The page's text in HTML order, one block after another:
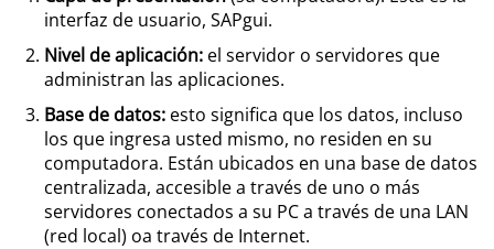
interfaz de usuario, SAPgui.
Nivel de aplicación: el servidor o servidores que
administran las aplicaciones.
Base de datos: esto significa que los datos, incluso
los que ingresa usted mismo, no residen en su
computadora. Están ubicados en una base de datos
centralizada, accesible a través de uno o más
servidores conectados a su PC a través de una LAN
(red local) oa través de Internet.